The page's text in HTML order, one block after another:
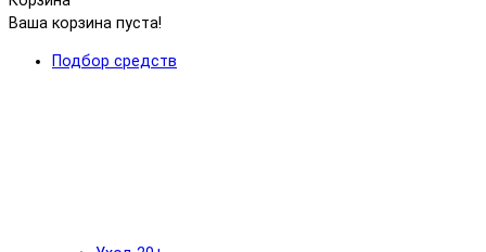
Ваша корзина пуста!
Подбор средств